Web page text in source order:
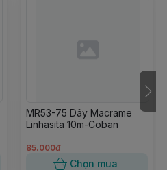
MR53-75 Dây Macrame
Linhasita 10m-Coban
85.000đ
Chọn mua